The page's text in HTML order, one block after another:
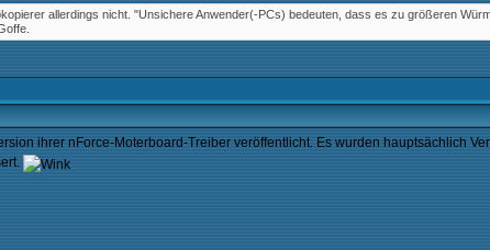
allerdings nicht. "Unsichere Anwender(-PCs) bedeuten, dass es zu größeren
ihrer nForce-Moterboard-Treiber veröffentlicht. Es wurden hauptsächlich